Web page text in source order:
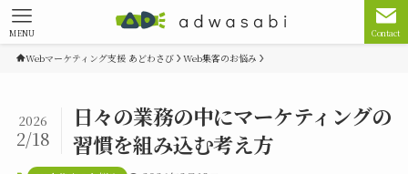
Contact
MENU
Webマーケティング支援 あどわさび Web集客のお悩み
日々の業務の中にマーケティングの
習慣を組み込む考え方
2026
2/18